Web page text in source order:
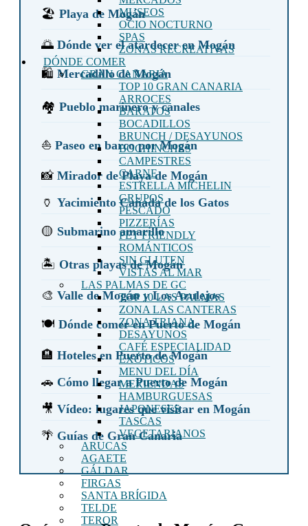
MUSEOS
OCIO NOCTURNO
SPAS
ZONAS RECREATIVAS
DÓNDE COMER
GRAN CANARIA
TOP 10 GRAN CANARIA
ARROCES
BARATOS
BOCADILLOS
BRUNCH / DESAYUNOS
BOCHINCHES
CAMPESTRES
CARNE
ESTRELLA MICHELIN
GRUPOS
PESCADO
PIZZERÍAS
PET FRIENDLY
ROMÁNTICOS
SIN GLUTEN
VISTAS AL MAR
LAS PALMAS DE GC
TOP 10 LAS PALMAS
ZONA LAS CANTERAS
ZONA TRIANA
DESAYUNOS
CAFÉ ESPECIALIDAD
EXÓTICOS
MENU DEL DÍA
MERIENDAS
HAMBURGUESAS
JAPONESES
TASCAS
VEGETARIANOS
ARUCAS
AGAETE
GÁLDAR
FIRGAS
SANTA BRÍGIDA
TELDE
TEROR
🏖️ Playa de Mogán
🌅 Dónde ver el atardecer en Mogán
🛍️ Mercadillo de Mogán
🏘️ Pueblo marinero y canales
⛵ Paseo en barco por Mogán
📸 Mirador de Playa de Mogán
🏺 Yacimiento Cañada de los Gatos
🟡 Submarino amarillo
🏝️ Otras playas de Mogán
🎨 Valle de Mogán y Los Azulejos
🍽️ Dónde comer en Puerto de Mogán
🏨 Hoteles en Puerto de Mogán
🚗 Cómo llegar a Puerto de Mogán
🎥 Vídeo: lugares que visitar en Mogán
🌴 Guías de Gran Canaria